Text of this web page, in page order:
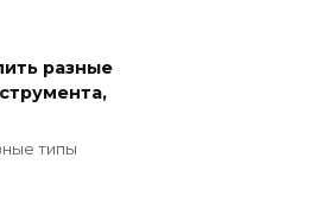
разные
типы